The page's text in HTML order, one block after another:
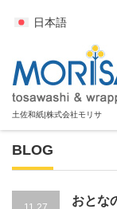
日本語
BLOG
おとな